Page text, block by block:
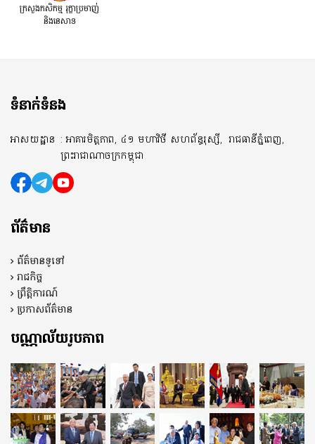
ក្រសួងកសិកម្ម រុក្ខាប្រមាញ់
និងនេសាទ
ទំនាក់ទំនង
អាសយដ្ឋាន : អាគារមិត្តភាព, ៤១ មហាវិថី សហព័ន្ធរុស្សី, រាជធានីភ្នំពេញ,
ព្រះរាជាណាចក្រកម្ពុជា
ព័ត៌មាន
ព័ត៌មានទូទៅ
រាជកិច្ច
ព្រឹត្តិការណ៍
ប្រកាសព័ត៌មាន
បណ្ណាល័យរូបភាព